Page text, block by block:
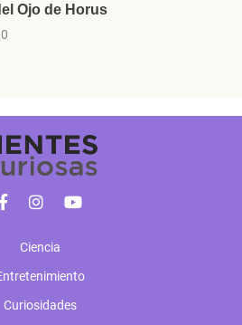
Ojo de Horus
Ciencia
Curiosidades